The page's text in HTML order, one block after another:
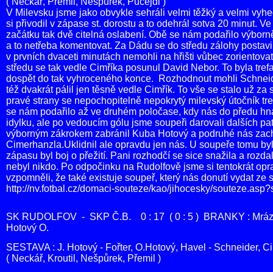
V Milevsku jsme jako obvykle sehráli velmi těžký a velmi
si přivodil v zápase st. dorostu a to odehrál sotva 20 minut.
začátku tak dvě citelná oslabení. Obě se nám podařilo
a to netřeba komentovat. Za Dádu se do středu zálohy
v prvních dvaceti minutách nemohli na hřišti vůbec
středu se tak vedle Cimříka posunul David Nebor. To byla
dospět do tak vyhroceného konce. Rozhodnout mohli
též dvakrát pálil jen těsně vedle Cimřík. To vše se stalo už
pravé strany se nepochopitelně nepokrytý milevský útočník
se nám podařilo až ve druhém poločase, kdy nás do předu
idylku, ale po vedoucím gólu jsme soupeři darovali dalších
výborným zákrokem zabránil Kuba Hotový a podruhé nás
Cimerhanzla.Uklidnil ale opravdu jen nás. U soupeře tomu
zápasu byl boj o přežití. Pani rozhodčí se sice snažila a
nebyl nikdo. Po odpočinku na Rudolfově jsme si tentokrát
vzpomněli, že také existuje soupeř, který nás donutí vydat
http://nv.fotbal.cz/domaci-souteze/kao/jihocesky/
SK RUDOLFOV - SKP Č.B. 0 : 17 ( 0 : 5 ) BRANKY : Mráz
Hotový O.
SESTAVA : J. Hotový - Fořter, O.Hotový, Havel - Schneider,
( Neckář, Kroutil, Nešpůrek, Přemil )